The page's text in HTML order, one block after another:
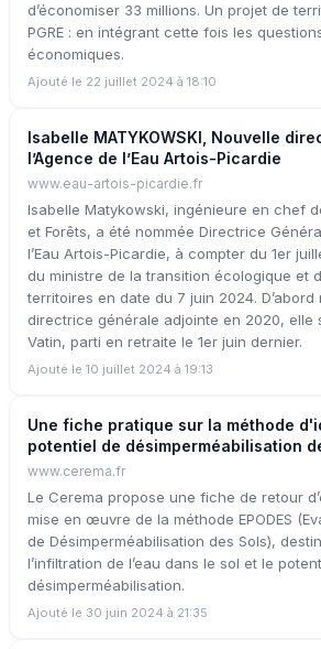
d’économiser 33 millions. Un projet de
PGRE : en intégrant cette fois les
économiques.
Ajouté le 22 juillet 2024 à 18:10
Isabelle MATYKOWSKI, Nouvelle
l’Agence de l’Eau Artois-Picardie
www.eau-artois-picardie.fr
Isabelle Matykowski, ingénieure en chef
et Forêts, a été nommée Directrice
l’Eau Artois-Picardie, à compter du 1er
du ministre de la transition écologique et
territoires en date du 7 juin 2024.
directrice générale adjointe en 2020, elle
Vatin, parti en retraite le 1er juin dernier.
Ajouté le 10 juillet 2024 à 19:13
Une fiche pratique sur la méthode
potentiel de désimperméabilisation
www.cerema.fr
Le Cerema propose une fiche de retour
mise en œuvre de la méthode EPODES
de Désimperméabilisation des Sols),
l’infiltration de l’eau dans le sol et le
désimperméabilisation.
Ajouté le 30 juin 2024 à 21:35